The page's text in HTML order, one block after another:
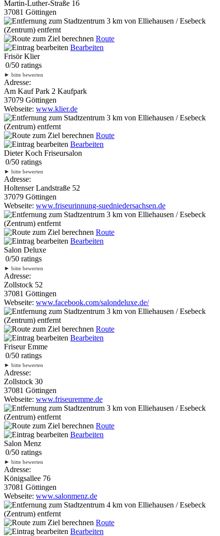
Martin-Luther-Straße 16
37081 Göttingen
3 km von Elliehausen / Esebeck
(Zentrum) entfernt
Route
Bearbeiten
Frisör Klier
0/50 ratings
► bitte bewerten
Adresse:
Am Kauf Park 2 Kaufpark
37079 Göttingen
Webseite: www.klier.de
3 km von Elliehausen / Esebeck
(Zentrum) entfernt
Route
Bearbeiten
Dieter Koch Friseursalon
0/50 ratings
► bitte bewerten
Adresse:
Holtenser Landstraße 52
37079 Göttingen
Webseite: www.friseurinnung-suedniedersachsen.de
3 km von Elliehausen / Esebeck
(Zentrum) entfernt
Route
Bearbeiten
Salon Deluxe
0/50 ratings
► bitte bewerten
Adresse:
Zollstock 52
37081 Göttingen
Webseite: www.facebook.com/salondeluxe.de/
3 km von Elliehausen / Esebeck
(Zentrum) entfernt
Route
Bearbeiten
Friseur Emme
0/50 ratings
► bitte bewerten
Adresse:
Zollstock 30
37081 Göttingen
Webseite: www.friseuremme.de
3 km von Elliehausen / Esebeck
(Zentrum) entfernt
Route
Bearbeiten
Salon Menz
0/50 ratings
► bitte bewerten
Adresse:
Königsallee 76
37081 Göttingen
Webseite: www.salonmenz.de
4 km von Elliehausen / Esebeck
(Zentrum) entfernt
Route
Bearbeiten